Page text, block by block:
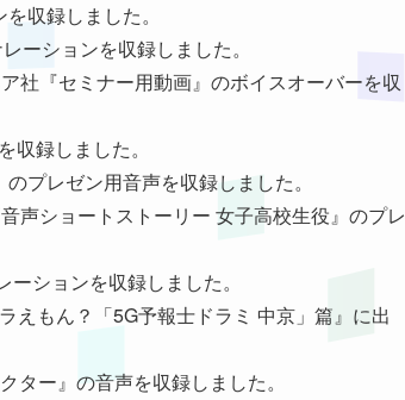
収録しました。
ーションを収録しました。
社『セミナー用動画』のボイスオーバーを収
録しました。
プレゼン用音声を収録しました。
声ショートストーリー 女子高校生役』のプレ
ションを収録しました。
えもん？「5G予報士ドラミ 中京」篇』に出
ー』の音声を収録しました。